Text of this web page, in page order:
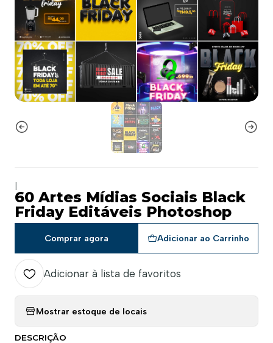
60 Artes Mídias Sociais Black
Friday Editáveis Photoshop
Adicionar ao Carrinho
Comprar agora
Adicionar à lista de favoritos
Mostrar estoque de locais
DESCRIÇÃO